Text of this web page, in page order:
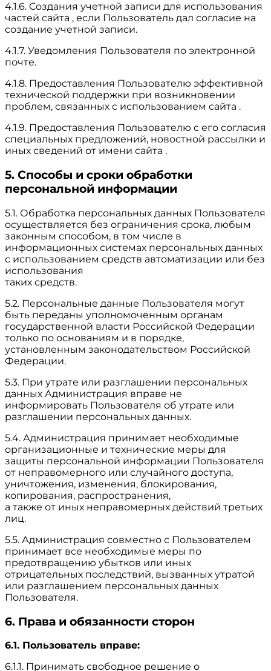
4.1.6. Создания учетной записи для использования
частей сайта , если Пользователь дал согласие на
создание учетной записи.
4.1.7. Уведомления Пользователя по электронной
почте.
4.1.8. Предоставления Пользователю эффективной
технической поддержки при возникновении
проблем, связанных с использованием сайта .
4.1.9. Предоставления Пользователю с его согласия
специальных предложений, новостной рассылки и
иных сведений от имени сайта .
5. Способы и сроки обработки
персональной информации
5.1. Обработка персональных данных Пользователя
осуществляется без ограничения срока, любым
законным способом, в том числе в
информационных системах персональных данных
с использованием средств автоматизации или без
использования
таких средств.
5.2. Персональные данные Пользователя могут
быть переданы уполномоченным органам
государственной власти Российской Федерации
только по основаниям и в порядке,
установленным законодательством Российской
Федерации.
5.3. При утрате или разглашении персональных
данных Администрация вправе не
информировать Пользователя об утрате или
разглашении персональных данных.
5.4. Администрация принимает необходимые
организационные и технические меры для
защиты персональной информации Пользователя
от неправомерного или случайного доступа,
уничтожения, изменения, блокирования,
копирования, распространения,
а также от иных неправомерных действий третьих
лиц.
5.5. Администрация совместно с Пользователем
принимает все необходимые меры по
предотвращению убытков или иных
отрицательных последствий, вызванных утратой
или разглашением персональных данных
Пользователя.
6. Права и обязанности сторон
6.1. Пользователь вправе:
6.1.1. Принимать свободное решение о